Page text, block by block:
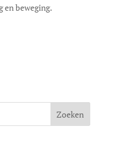
beweging.